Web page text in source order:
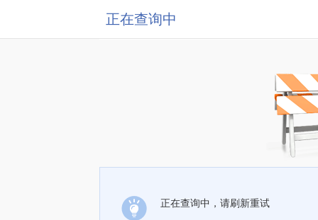
正在查询中
正在查询中，请刷新重试